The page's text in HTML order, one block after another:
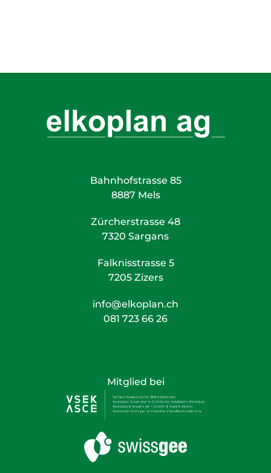
Bahnhofstrasse 85
8887 Mels
Zürcherstrasse 48
7320 Sargans
Falknisstrasse 5
7205 Zizers
info@elkoplan.ch
081 723 66 26
Mitglied bei